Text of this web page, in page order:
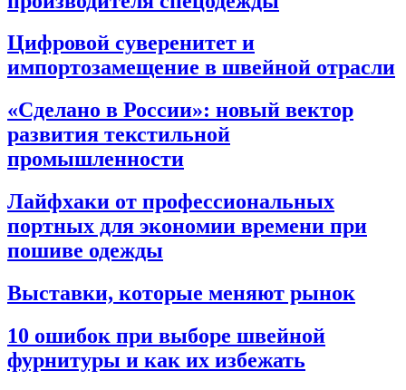
Цифровой суверенитет и
импортозамещение в швейной отрасли
«Сделано в России»: новый вектор
развития текстильной
промышленности
Лайфхаки от профессиональных
портных для экономии времени при
пошиве одежды
Выставки, которые меняют рынок
10 ошибок при выборе швейной
фурнитуры и как их избежать